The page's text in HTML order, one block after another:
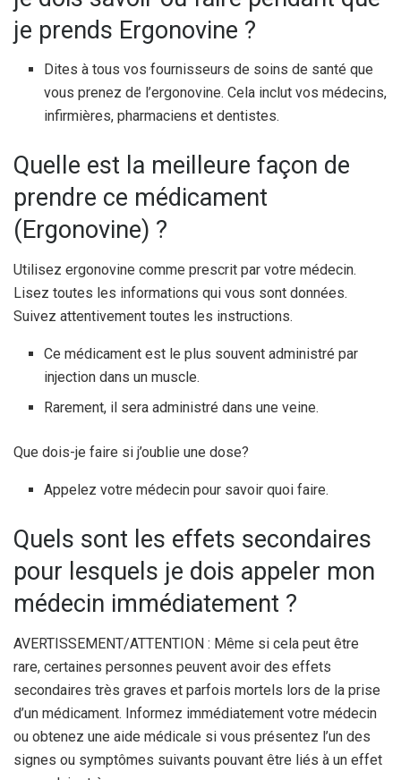
je prends Ergonovine ?
Dites à tous vos fournisseurs de soins de santé que
vous prenez de l’ergonovine. Cela inclut vos médecins,
infirmières, pharmaciens et dentistes.
Quelle est la meilleure façon de
prendre ce médicament
(Ergonovine) ?
Utilisez ergonovine comme prescrit par votre médecin.
Lisez toutes les informations qui vous sont données.
Suivez attentivement toutes les instructions.
Ce médicament est le plus souvent administré par
injection dans un muscle.
Rarement, il sera administré dans une veine.
Que dois-je faire si j’oublie une dose?
Appelez votre médecin pour savoir quoi faire.
Quels sont les effets secondaires
pour lesquels je dois appeler mon
médecin immédiatement ?
AVERTISSEMENT/ATTENTION : Même si cela peut être
rare, certaines personnes peuvent avoir des effets
secondaires très graves et parfois mortels lors de la prise
d’un médicament. Informez immédiatement votre médecin
ou obtenez une aide médicale si vous présentez l’un des
signes ou symptômes suivants pouvant être liés à un effet